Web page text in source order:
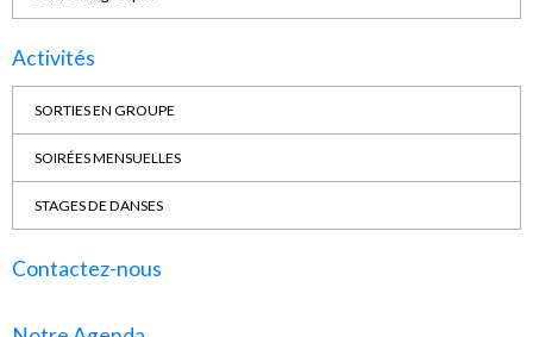
Activités
SORTIES EN GROUPE
SOIRÉES MENSUELLES
STAGES DE DANSES
Contactez-nous